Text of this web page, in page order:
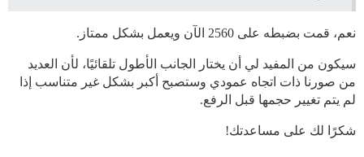
نعم، قمت بضبطه على 2560 الآن ويعمل بشكل ممتاز.
سيكون من المفيد لي أن يختار الجانب الأطول تلقائيًا، لأن العديد
من صورنا ذات اتجاه عمودي وستصبح أكبر بشكل غير متناسب إذا
لم يتم تغيير حجمها قبل الرفع.
شكرًا لك على مساعدتك!